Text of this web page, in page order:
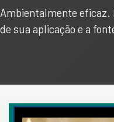
Ambientalmente eficaz.
de sua aplicação e a